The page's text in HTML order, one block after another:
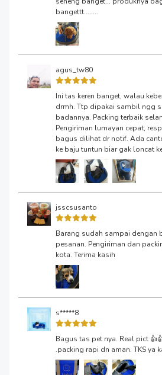
bangettt........
agus_tw80
Ini tas keren banget, walau
drmh. Ttp dipakai sambil ngg
badannya. Packing terbaik
Pengiriman lumayan cepat,
bagus dilihat dr notif. Ada
ke baju tuntun biar gak loncat
jsscsusanto
Barang sudah sampai dengan
pesanan. Pengiriman dan
kota. Terima kasih
s*****8
Bagus tas pet nya. Real pict
.packing rapi dn aman. TKS ya